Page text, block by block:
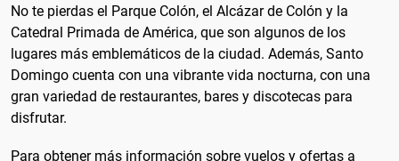
No te pierdas el Parque Colón, el Alcázar de Colón y la
Catedral Primada de América, que son algunos de los
lugares más emblemáticos de la ciudad. Además, Santo
Domingo cuenta con una vibrante vida nocturna, con una
gran variedad de restaurantes, bares y discotecas para
disfrutar.
Para obtener más información sobre vuelos y ofertas a